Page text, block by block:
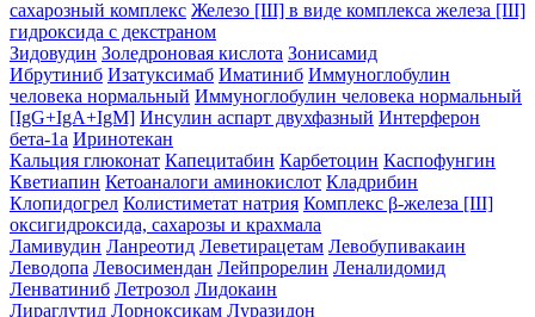
сахарозный комплекс Железо [III] в виде комплекса железа [III]
гидроксида с декстраном
Зидовудин Золедроновая кислота Зонисамид
Ибрутиниб Изатуксимаб Иматиниб Иммуноглобулин
человека нормальный Иммуноглобулин человека нормальный
[IgG+IgA+IgM] Инсулин аспарт двухфазный Интерферон
бета-1a Иринотекан
Кальция глюконат Капецитабин Карбетоцин Каспофунгин
Кветиапин Кетоаналоги аминокислот Кладрибин
Клопидогрел Колистиметат натрия Комплекс β-железа [III]
оксигидроксида, сахарозы и крахмала
Ламивудин Ланреотид Леветирацетам Левобупивакаин
Леводопа Левосимендан Лейпрорелин Леналидомид
Ленватиниб Летрозол Лидокаин
Лираглутид Лорноксикам Луразидон